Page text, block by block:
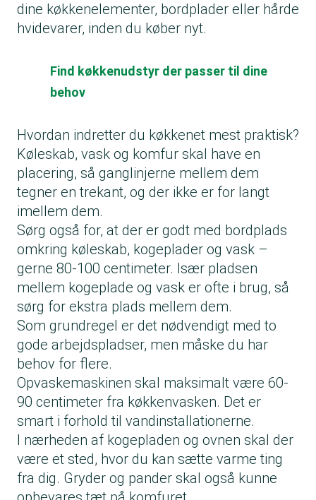
dine køkkenelementer, bordplader eller hårde
hvidevarer, inden du køber nyt.
Find køkkenudstyr der passer til dine
behov
Hvordan indretter du køkkenet mest praktisk?
Køleskab, vask og komfur skal have en
placering, så ganglinjerne mellem dem
tegner en trekant, og der ikke er for langt
imellem dem.
Sørg også for, at der er godt med bordplads
omkring køleskab, kogeplader og vask –
gerne 80-100 centimeter. Især pladsen
mellem kogeplade og vask er ofte i brug, så
sørg for ekstra plads mellem dem.
Som grundregel er det nødvendigt med to
gode arbejdspladser, men måske du har
behov for flere.
Opvaskemaskinen skal maksimalt være 60-
90 centimeter fra køkkenvasken. Det er
smart i forhold til vandinstallationerne.
I nærheden af kogepladen og ovnen skal der
være et sted, hvor du kan sætte varme ting
fra dig. Gryder og pander skal også kunne